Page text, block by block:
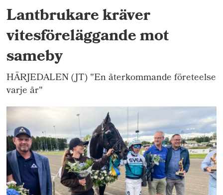
Lantbrukare kräver
vitesföreläggande mot
sameby
HÄRJEDALEN (JT) "En återkommande företeelse
varje år"